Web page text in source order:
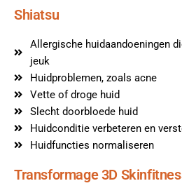
Shiatsu
Allergische huidaandoeningen
jeuk
Huidproblemen, zoals acne
Vette of droge huid
Slecht doorbloede huid
Huidconditie verbeteren en
Huidfuncties normaliseren
Transformage 3D